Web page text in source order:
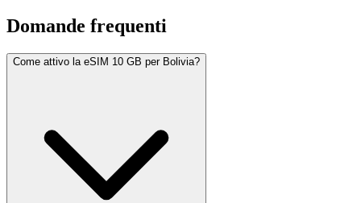
Domande frequenti
Come attivo la eSIM 10 GB per Bolivia?